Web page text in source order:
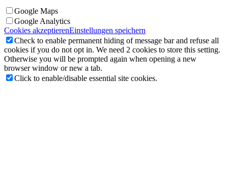
Google Maps
Google Analytics
Cookies akzeptierenEinstellungen speichern
Check to enable permanent hiding of message bar and refuse all
cookies if you do not opt in. We need 2 cookies to store this setting.
Otherwise you will be prompted again when opening a new
browser window or new a tab.
Click to enable/disable essential site cookies.